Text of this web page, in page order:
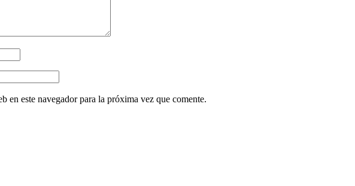
en este navegador para la próxima vez que comente.